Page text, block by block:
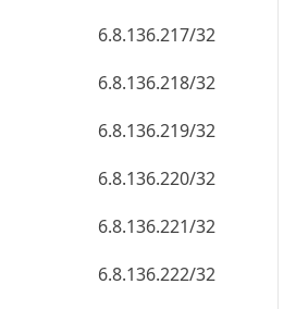
6.8.136.217/32
6.8.136.218/32
6.8.136.219/32
6.8.136.220/32
6.8.136.221/32
6.8.136.222/32